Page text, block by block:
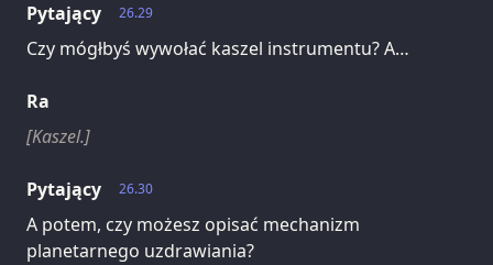
26.29
Pytający
Czy mógłbyś wywołać kaszel instrumentu? A…
Ra
[Kaszel.]
26.30
Pytający
A potem, czy możesz opisać mechanizm
planetarnego uzdrawiania?